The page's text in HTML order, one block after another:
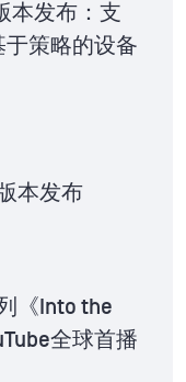
本发布：支
策略的设备
本发布
《Into the
全球首播